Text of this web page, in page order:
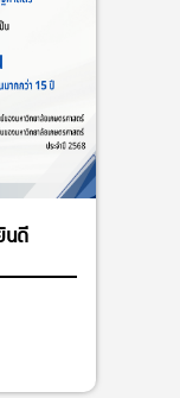
นดี